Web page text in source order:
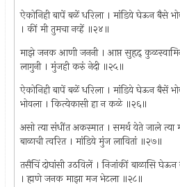
ऐकोनिही बापें बळें धरिला । मांडिये घेऊन बैसे
। कीं मी तुमचा नव्हें ॥२४॥
माझे जनक आणी जननी । आप्त सुहृद्
लागुनी । मुंजही करुं नेदी ॥२५॥
ऐकोनिही बापें बळें धरिला । मांडिये घेऊन बैसें
भोवला । कित्येकासी हा न कळे ॥२६॥
असो त्या संधींत अकस्मात । समर्थ येते जाले त्या
बाळाची त्वरित । मांडिये मुंज लावितां ॥२७॥
तसैचिं दोघांसी उठविलें । निजांकीं बाळासि
। ह्मणे जनक माझा मज भेटला ॥२८॥